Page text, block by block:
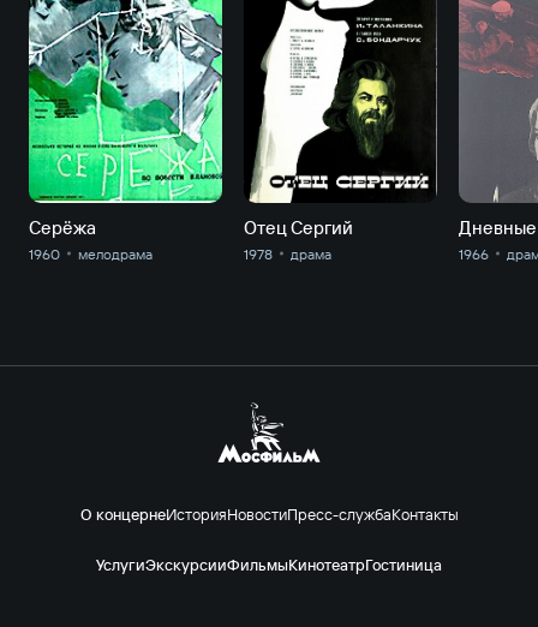
Серёжа
1960 мелодрама
Отец Сергий
1978 драма 1966
О концернеИсторияНовостиПресс-службаКонтакты
УслугиЭкскурсииФильмыКинотеатрГостиница